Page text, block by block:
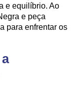
e equilíbrio. Ao
e peça
para enfrentar os